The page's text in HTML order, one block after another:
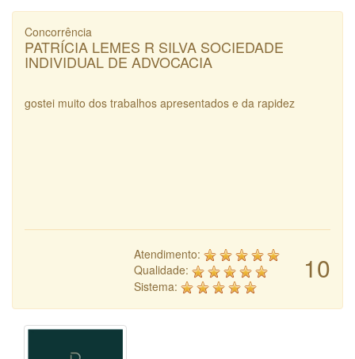
Concorrência
PATRÍCIA LEMES R SILVA SOCIEDADE
INDIVIDUAL DE ADVOCACIA
gostei muito dos trabalhos apresentados e da rapidez
10
Atendimento:
Qualidade:
Sistema: